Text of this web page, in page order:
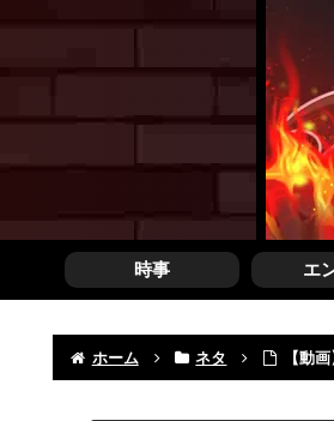
時事 エ
ホーム ネタ 【動